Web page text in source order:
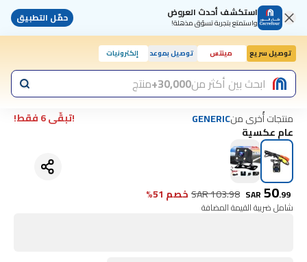
استكشف أحدث العروض
واستمتع بتجربة تسوّق مذهلة! حمّل التطبيق
توصيل سريع مينتس توصيل بموعد إلكترونيات
ابحث بين أكثر من30,000+ منتج
منتجات أُخرى منGENERIC
!تبقّى 6 فقط!
عام عكسية
SAR 50.99
SAR103.98 خصم 51%
شامل ضريبة القيمة المضافة